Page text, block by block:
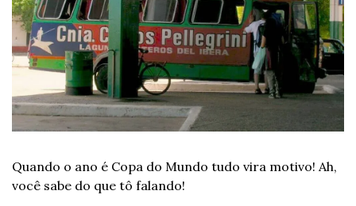
Quando o ano é Copa do Mundo tudo vira motivo! Ah,
você sabe do que tô falando!